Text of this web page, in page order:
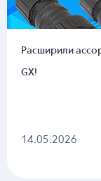
Расширили
GX!
14.05.2026